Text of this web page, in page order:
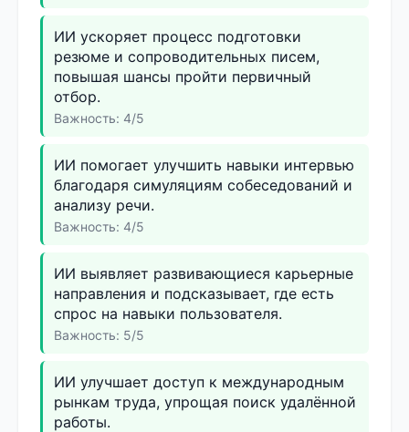
ИИ ускоряет процесс подготовки
резюме и сопроводительных писем,
повышая шансы пройти первичный
отбор.
Важность: 4/5
ИИ помогает улучшить навыки интервью
благодаря симуляциям собеседований и
анализу речи.
Важность: 4/5
ИИ выявляет развивающиеся карьерные
направления и подсказывает, где есть
спрос на навыки пользователя.
Важность: 5/5
ИИ улучшает доступ к международным
рынкам труда, упрощая поиск удалённой
работы.